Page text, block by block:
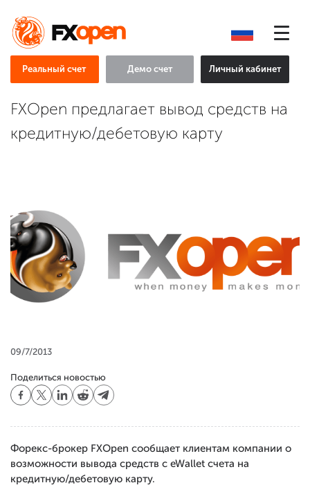
Реальный счет Демо счет Личный кабинет
FXOpen предлагает вывод средств на
кредитную/дебетовую карту
09/7/2013
Поделиться новостью
Форекс-брокер FXOpen сообщает клиентам компании о
возможности вывода средств с eWallet счета на
кредитную/дебетовую карту.